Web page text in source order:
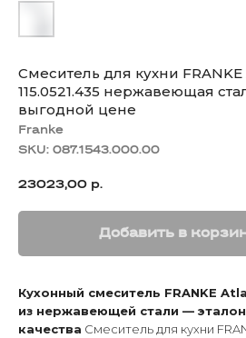
Смеситель для кухни
115.0521.435 нержавеющая
выгодной цене
Franke
SKU: 087.1543.000.00
23023,00 р.
Добавить в
Кухонный смеситель FRANKE
из нержавеющей стали —
качества Смеситель для кухни